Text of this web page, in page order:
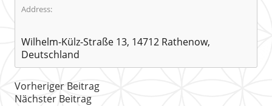
Address:
Wilhelm-Külz-Straße 13, 14712 Rathenow,
Deutschland
Vorheriger Beitrag
Nächster Beitrag